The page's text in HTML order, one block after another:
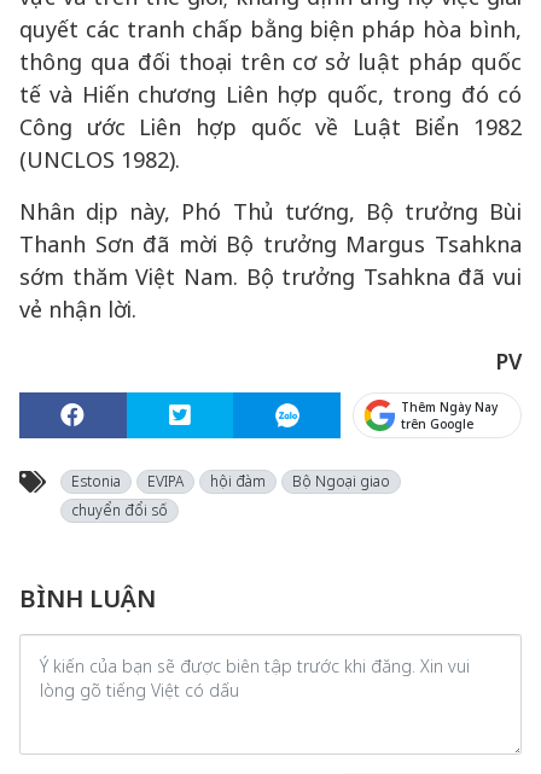
quyết các tranh chấp bằng biện pháp hòa bình,
thông qua đối thoại trên cơ sở luật pháp quốc
tế và Hiến chương Liên hợp quốc, trong đó có
Công ước Liên hợp quốc về Luật Biển 1982
(UNCLOS 1982).
Nhân dịp này, Phó Thủ tướng, Bộ trưởng Bùi
Thanh Sơn đã mời Bộ trưởng Margus Tsahkna
sớm thăm Việt Nam. Bộ trưởng Tsahkna đã vui
vẻ nhận lời.
PV
Thêm Ngày Nay
trên Google
Estonia EVIPA hội đàm
Bộ Ngoại giao
chuyển đổi số
BÌNH LUẬN